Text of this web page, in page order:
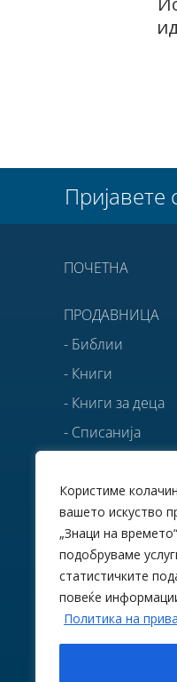
Користиме
вашето искуство
„Знаци на
подобруваме
статистичките
повеќе
Политика на
Пријавете
ПОЧЕТНА
ПРОДАВНИЦА
- Библии
- Книги
- Книги за деца
- Списанија
- Брошури
- Други јазици
- Предлози за
БЕСПЛАТНО ВО
ИЗВАДОЦИ